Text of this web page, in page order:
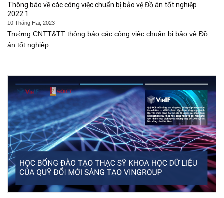
Thông báo về các công việc chuẩn bị bảo vệ Đồ án tốt nghiệp
2022.1
10 Tháng Hai, 2023
Trường CNTT&TT thông báo các công việc chuẩn bị bảo vệ Đồ
án tốt nghiệp...